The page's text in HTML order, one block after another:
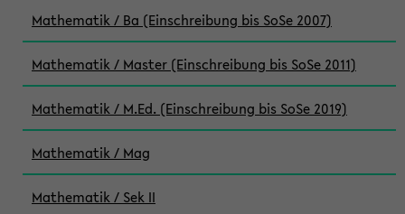
Mathematik / Ba (Einschreibung bis SoSe 2007)
Mathematik / Master (Einschreibung bis SoSe 2011)
Mathematik / M.Ed. (Einschreibung bis SoSe 2019)
Mathematik / Mag
Mathematik / Sek II